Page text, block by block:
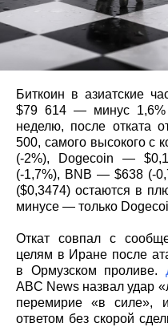
Биткоин в азиатские
$79 614 — минус 1,6%
неделю, после отката
500, самого высокого
(-2%), Dogecoin —
(-1,7%), BNB — $638 (-
($0,3474) остаются в
минусе — только
Откат совпал с
целям в Иране после
в Ормузском проливе.
ABC News назвал удар
перемирие «в силе»,
ответом без скорой